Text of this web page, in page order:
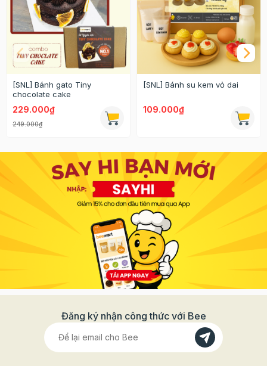
[SNL] Bánh gato Tiny
chocolate cake
229.000₫
249.000₫
[SNL] Bánh su kem vỏ dai
109.000₫
Đăng ký nhận công thức với Bee